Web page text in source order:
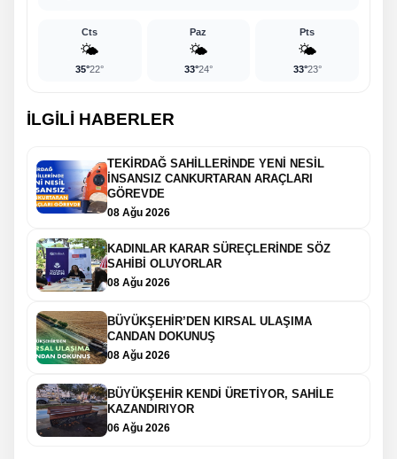
Cts
🌤️
35°22°
Paz
🌤️
33°24°
Pts
🌤️
33°23°
İLGİLİ HABERLER
TEKİRDAĞ SAHİLLERİNDE YENİ NESİL
İNSANSIZ CANKURTARAN ARAÇLARI
GÖREVDE
08 Ağu 2026
KADINLAR KARAR SÜREÇLERİNDE SÖZ
SAHİBİ OLUYORLAR
08 Ağu 2026
BÜYÜKŞEHİR’DEN KIRSAL ULAŞIMA
CANDAN DOKUNUŞ
08 Ağu 2026
BÜYÜKŞEHİR KENDİ ÜRETİYOR, SAHİLE
KAZANDIRIYOR
06 Ağu 2026